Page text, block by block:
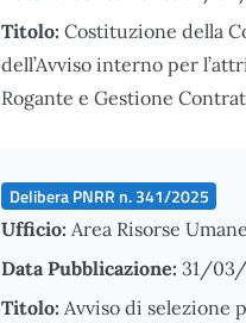
Titolo: Costituzione della
dell’Avviso interno per
Rogante e Gestione
Delibera PNRR n. 341/2025
Ufficio: Area Risorse Umane
Data Pubblicazione: 31/
Titolo: Avviso di selezione